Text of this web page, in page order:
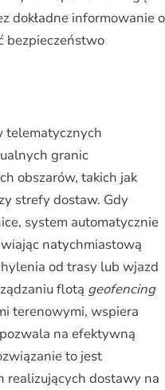
dokładne informowanie o
bezpieczeństwo
telematycznych
granic
obszarów, takich jak
strefy dostaw. Gdy
system automatycznie
natychmiastową
od trasy lub wjazd
flotą geofencing
terenowymi, wspiera
na efektywną
to jest
realizujących dostawy na